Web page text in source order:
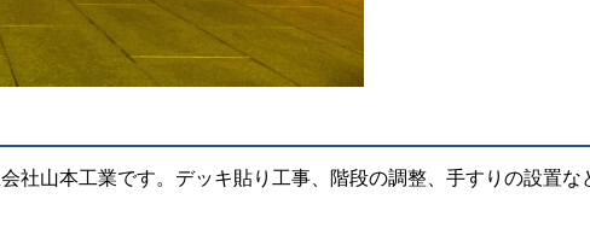
社山本工業です。デッキ貼り工事、階段の調整、手すりの設置